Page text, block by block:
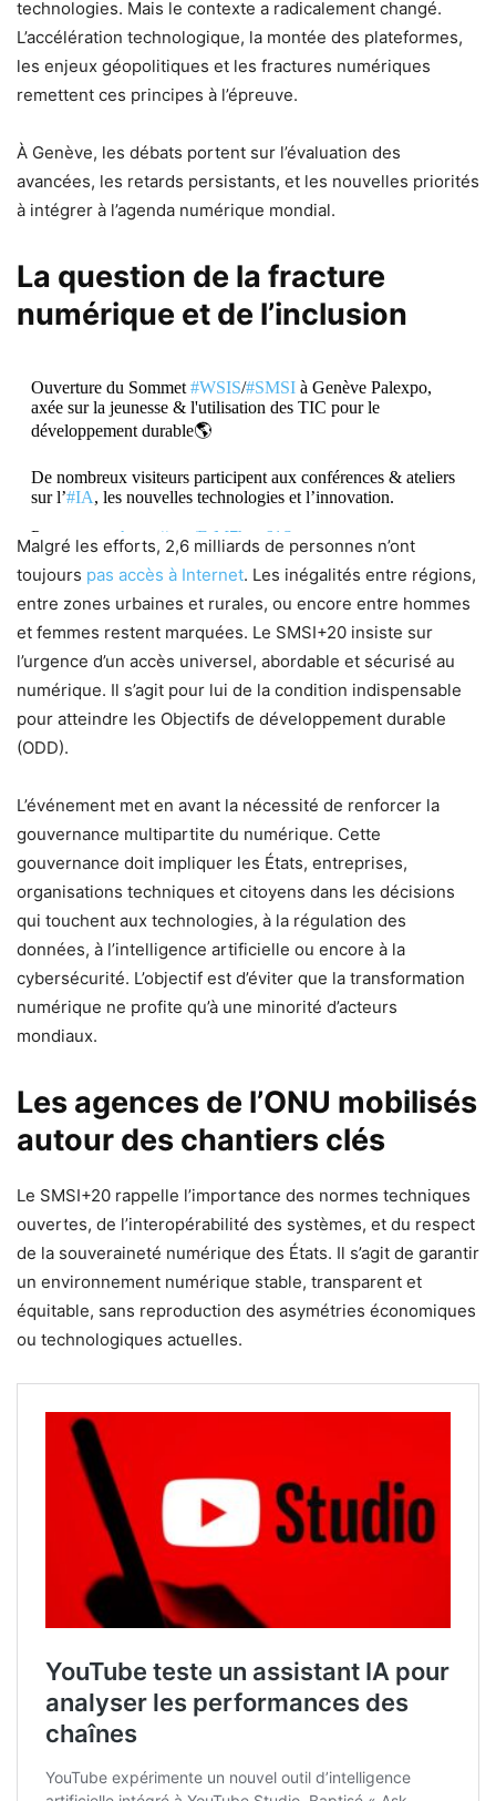
technologies. Mais le contexte a radicalement changé.
L’accélération technologique, la montée des plateformes,
les enjeux géopolitiques et les fractures numériques
remettent ces principes à l’épreuve.
À Genève, les débats portent sur l’évaluation des
avancées, les retards persistants, et les nouvelles priorités
à intégrer à l’agenda numérique mondial.
La question de la fracture
numérique et de l’inclusion
Ouverture du Sommet #WSIS/#SMSIà Genève Palexpo,
axée sur la jeunesse & l'utilisation des TIC pour le
développement durable🌎
De nombreux visiteurs participent aux conférences & ateliers
sur l’#IA, les nouvelles technologies et l’innovation.
Programme:https://t.co/ErM7hvp61S
pic.twitter.com/Ja9WkGewah
— ONU Genève (@ONUGeneve)July 7, 2025
Malgré les efforts, 2,6 milliards de personnes n’ont
toujours pas accès à Internet. Les inégalités entre régions,
entre zones urbaines et rurales, ou encore entre hommes
et femmes restent marquées. Le SMSI+20 insiste sur
l’urgence d’un accès universel, abordable et sécurisé au
numérique. Il s’agit pour lui de la condition indispensable
pour atteindre les Objectifs de développement durable
(ODD).
L’événement met en avant la nécessité de renforcer la
gouvernance multipartite du numérique. Cette
gouvernance doit impliquer les États, entreprises,
organisations techniques et citoyens dans les décisions
qui touchent aux technologies, à la régulation des
données, à l’intelligence artificielle ou encore à la
cybersécurité. L’objectif est d’éviter que la transformation
numérique ne profite qu’à une minorité d’acteurs
mondiaux.
Les agences de l’ONU mobilisés
autour des chantiers clés
Le SMSI+20 rappelle l’importance des normes techniques
ouvertes, de l’interopérabilité des systèmes, et du respect
de la souveraineté numérique des États. Il s’agit de garantir
un environnement numérique stable, transparent et
équitable, sans reproduction des asymétries économiques
ou technologiques actuelles.